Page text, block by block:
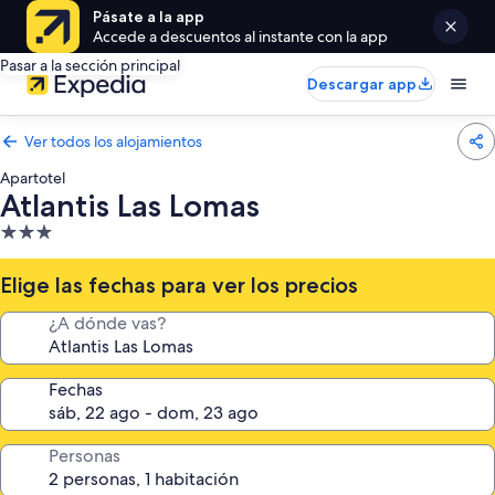
Pásate a la app
Accede a descuentos al instante con la app
Pasar a la sección principal
Descargar app
Ver todos los alojamientos
Apartotel
Atlantis Las Lomas
Alojamiento
de
3.0 estrellas
Elige las fechas para ver los precios
¿A dónde vas?
Fechas
Personas